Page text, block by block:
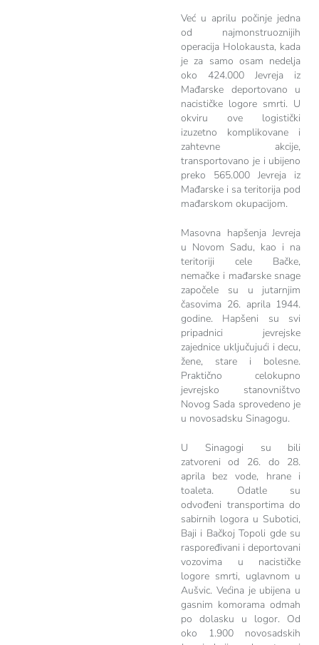
Već u aprilu počinje jedna
od najmonstruoznijih
operacija Holokausta, kada
je za samo osam nedelja
oko 424.000 Jevreja iz
Mađarske deportovano u
nacističke logore smrti. U
okviru ove logistički
izuzetno komplikovane i
zahtevne akcije,
transportovano je i ubijeno
preko 565.000 Jevreja iz
Mađarske i sa teritorija pod
mađarskom okupacijom.
Masovna hapšenja Jevreja
u Novom Sadu, kao i na
teritoriji cele Bačke,
nemačke i mađarske snage
započele su u jutarnjim
časovima 26. aprila 1944.
godine. Hapšeni su svi
pripadnici jevrejske
zajednice uključujući i decu,
žene, stare i bolesne.
Praktično celokupno
jevrejsko stanovništvo
Novog Sada sprovedeno je
u novosadsku Sinagogu.
U Sinagogi su bili
zatvoreni od 26. do 28.
aprila bez vode, hrane i
toaleta. Odatle su
odvođeni transportima do
sabirnih logora u Subotici,
Baji i Bačkoj Topoli gde su
raspoređivani i deportovani
vozovima u nacističke
logore smrti, uglavnom u
Aušvic. Većina je ubijena u
gasnim komorama odmah
po dolasku u logor. Od
oko 1.900 novosadskih